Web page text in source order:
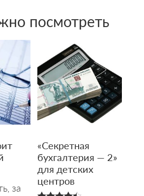
посмотреть
за
«Секретная
бухгалтерия — 2»
для детских
центров